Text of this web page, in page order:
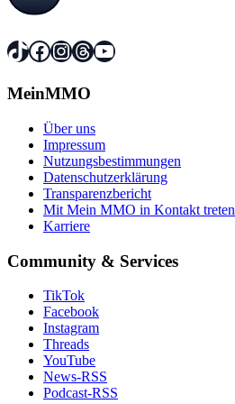
TikTok
Facebook
Instagram
Threads
YouTube
MeinMMO
Über uns
Impressum
Nutzungsbestimmungen
Datenschutzerklärung
Transparenzbericht
Mit Mein MMO in Kontakt treten
Karriere
Community & Services
TikTok
Facebook
Instagram
Threads
YouTube
News-RSS
Podcast-RSS